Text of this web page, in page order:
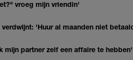
vroeg mijn vriendin'
'Huur al maanden niet
mijn partner zelf een affaire te hebben'